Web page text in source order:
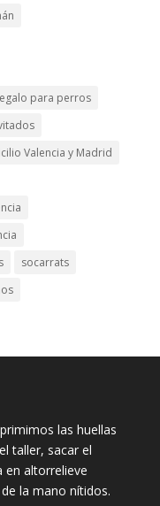
para perros
Valencia y Madrid
socarrats
las huellas
taller, sacar el
en altorrelieve
la mano nítidos.